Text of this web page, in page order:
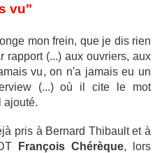
vu"
mon frein, que je dis rien
rapport (...) aux ouvriers, aux
vu, on n'a jamais eu un
(...) où il cite le mot
ajouté.
pris à Bernard Thibault et à
François Chérèque, lors